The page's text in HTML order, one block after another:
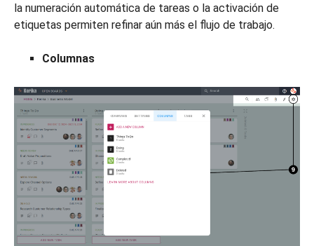
la numeración automática de tareas o la activación de
etiquetas permiten refinar aún más el flujo de trabajo.
Columnas